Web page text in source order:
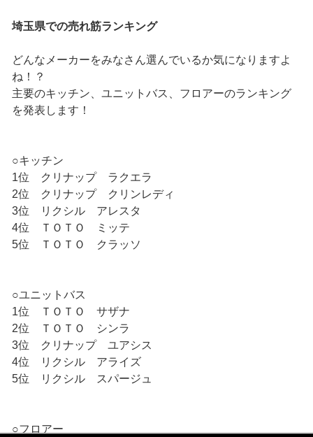
埼玉県での売れ筋ランキング
どんなメーカーをみなさん選んでいるか気になりますよ
ね！？
主要のキッチン、ユニットバス、フロアーのランキング
を発表します！
○キッチン
1位 クリナップ ラクエラ
2位 クリナップ クリンレディ
3位 リクシル アレスタ
4位 ＴＯＴＯ ミッテ
5位 ＴＯＴＯ クラッソ
○ユニットバス
1位 ＴＯＴＯ サザナ
2位 ＴＯＴＯ シンラ
3位 クリナップ ユアシス
4位 リクシル アライズ
5位 リクシル スパージュ
○フロアー